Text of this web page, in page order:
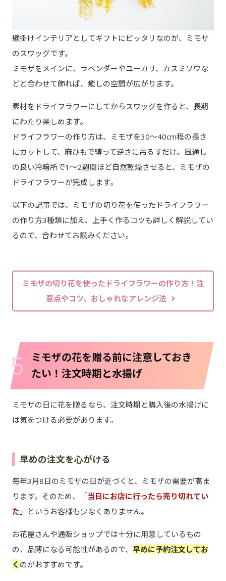
壁掛けインテリアとしてギフトにピッタリなのが、ミモザ
のスワッグです。
ミモザをメインに、ラベンダーやユーカリ、カスミソウな
どと合わせて飾れば、癒しの空間が広がります。
素材をドライフラワーにしてからスワッグを作ると、長期
にわたり楽しめます。
ドライフラワーの作り方は、ミモザを30～40cm程の長さ
にカットして、麻ひもで縛って逆さに吊るすだけ。風通し
の良い冷暗所で1～2週間ほど自然乾燥させると、ミモザの
ドライフラワーが完成します。
以下の記事では、ミモザの切り花を使ったドライフラワー
の作り方3種類に加え、上手く作るコツも詳しく解説してい
るので、合わせてお読みください。
ミモザの切り花を使ったドライフラワーの作り方！注
意点やコツ、おしゃれなアレンジ法
5
ミモザの花を贈る前に注意しておき
たい！注文時期と水揚げ
ミモザの日に花を贈るなら、注文時期と購入後の水揚げに
は気をつける必要があります。
早めの注文を心がける
毎年3月8日のミモザの日が近づくと、ミモザの需要が高ま
ります。そのため、「当日にお店に行ったら売り切れてい
た 」というお客様も少なくありません。
お花屋さんや通販ショップでは十分に用意しているもの
の、品薄になる可能性があるので、 早めに予約注文してお
く のがおすすめです。